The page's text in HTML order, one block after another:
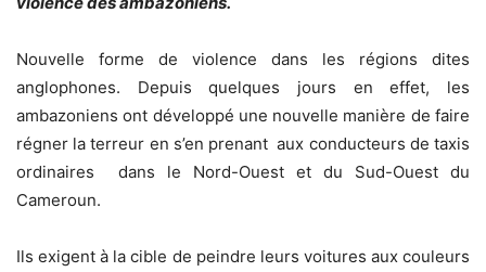
Nouvelle forme de violence dans les régions dites
anglophones. Depuis quelques jours en effet, les
ambazoniens ont développé une nouvelle manière de faire
régner la terreur en s’en prenant aux conducteurs de taxis
ordinaires dans le Nord-Ouest et du Sud-Ouest du
Cameroun.
Ils exigent à la cible de peindre leurs voitures aux couleurs